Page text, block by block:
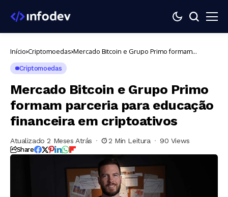
Início Criptomoedas Mercado Bitcoin e Grupo Primo formam
Criptomoedas
Mercado Bitcoin e Grupo Primo
formam parceria para educação
financeira em criptoativos
Atualizado 2 Meses Atrás 2 Min Leitura 90 Views
Share